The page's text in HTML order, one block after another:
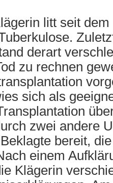
litt seit
derart
zu rechnen
sich als
zwei andere
bereit,
einem
Klägerin